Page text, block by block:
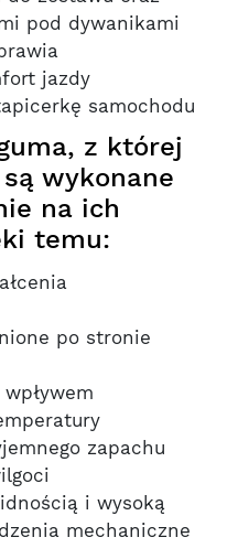
pod dywanikami
jazdy
samochodu
z której
wykonane
na ich
temu:
po stronie
zapachu
i wysoką
mechaniczne